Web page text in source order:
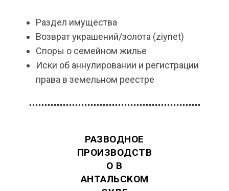
Раздел имущества
Возврат украшений/золота (ziynet)
Споры о семейном жилье
Иски об аннулировании и регистрации
права в земельном реестре
РАЗВОДНОЕ
ПРОИЗВОДСТВ
О В
АНТАЛЬСКОМ